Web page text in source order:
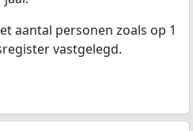
aantal personen zoals op 1
vastgelegd.